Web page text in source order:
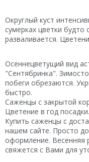
Округлый куст
сумерках цветки будто
разваливается.
Осеннецветущий вид
"Сентябринка".
побеги обрезаются.
быстро.
Саженцы с закрытой
Цветение в год посадки.
Купить саженцы с
нашем сайте. Просто
оформление. Весенняя
свяжется с Вами для